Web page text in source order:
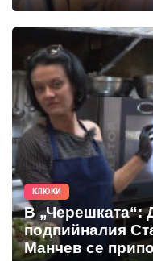
КЛЮКИ
В „Черешката“:
подпийналия
Манчев се